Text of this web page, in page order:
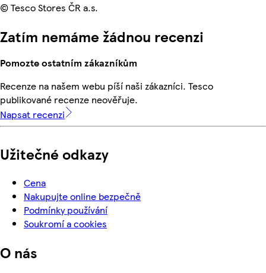
© Tesco Stores ČR a.s.
Zatím nemáme žádnou recenzi
Pomozte ostatním zákazníkům
Recenze na našem webu píší naši zákazníci. Tesco
publikované recenze neověřuje.
Napsat recenzi
Užitečné odkazy
Cena
Nakupujte online bezpečně
Podmínky používání
Soukromí a cookies
O nás